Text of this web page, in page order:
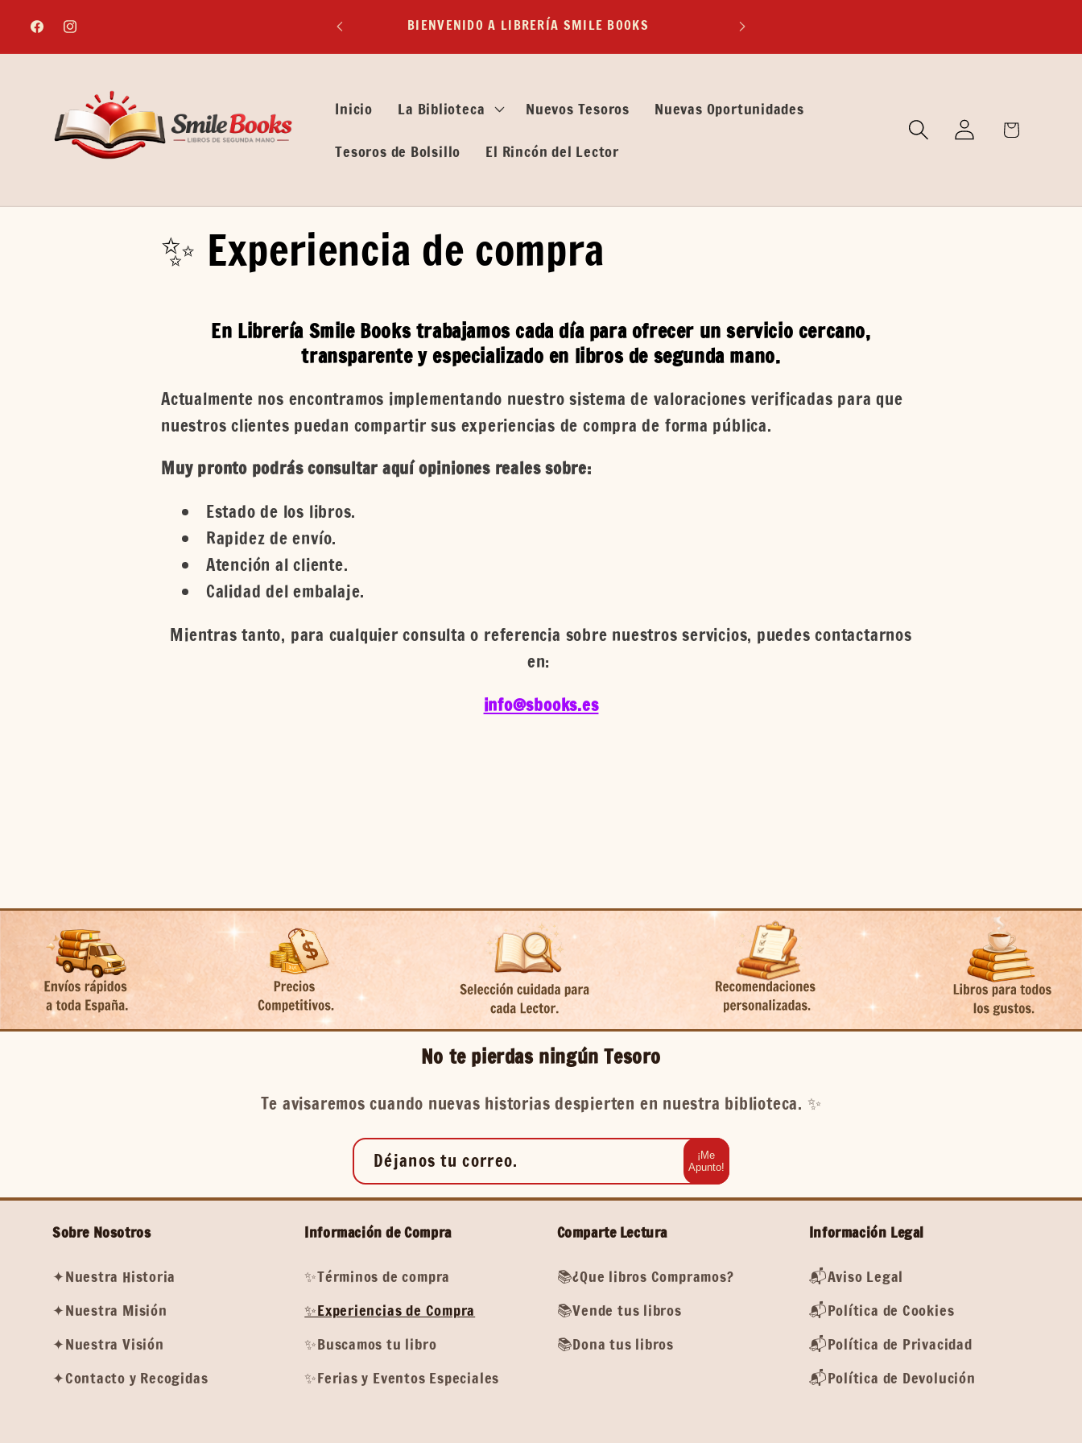
directamente
FacebookInstagram
BIENVENIDO A LIBRERÍA SMILE BOOKS
EXPLORA MUNDOS DESCONOCIDOS A TRÁVES DE
Inicio La Biblioteca Nuevos Tesoros Nuevas Oportunidades
Tesoros de Bolsillo El Rincón del Lector
Iniciar
sesión
Carrito
✨ Experiencia de compra
En Librería Smile Bookstrabajamos cada día para ofrecer un servicio cercano,
transparente y especializado en libros de segunda mano.
Actualmente nos encontramos implementando nuestro sistema de valoraciones verificadas para que
nuestros clientes puedan compartir sus experiencias de compra de forma pública.
Muy pronto podrás consultar aquí opiniones reales sobre:
Estado de los libros.
Rapidez de envío.
Atención al cliente.
Calidad del embalaje.
Mientras tanto, para cualquier consulta o referencia sobre nuestros servicios, puedes contactarnos
en:
info@sbooks.es
No te pierdas ningún Tesoro
Te avisaremos cuando nuevas historias despierten en nuestra biblioteca. ✨️
Déjanos tu correo.
¡Me
Apunto!
Sobre Nosotros
✦Nuestra Historia
✦Nuestra Misión
✦Nuestra Visión
✦Contacto y Recogidas
Información de Compra
✨Términos de compra
✨Experiencias de Compra
✨Buscamos tu libro
✨Ferias y Eventos Especiales
Comparte Lectura
📚¿Que libros Compramos?
📚Vende tus libros
📚Dona tus libros
Información Legal
📬Aviso Legal
📬Política de Cookies
📬Política de Privacidad
📬Política de Devolución